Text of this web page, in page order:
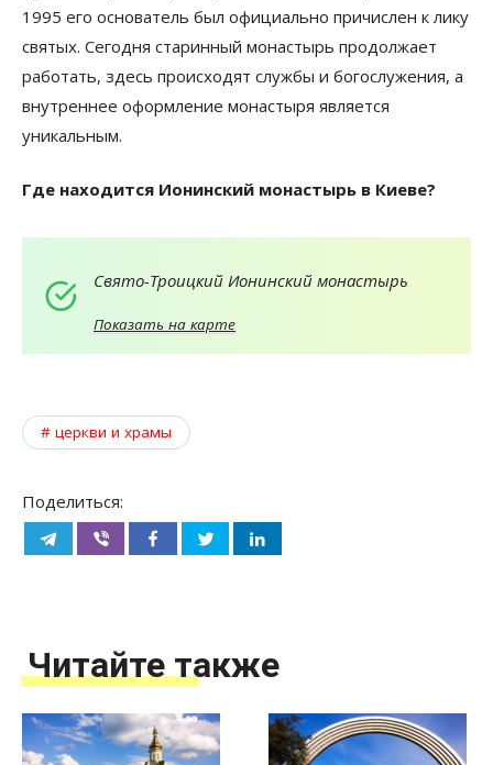
1995 его основатель был официально причислен к лику
святых. Сегодня старинный монастырь продолжает
работать, здесь происходят службы и богослужения, а
внутреннее оформление монастыря является
уникальным.
Где находится Ионинский монастырь в Киеве?
Свято-Троицкий Ионинский монастырь
Показать на карте
церкви и храмы
Поделиться:
Читайте также